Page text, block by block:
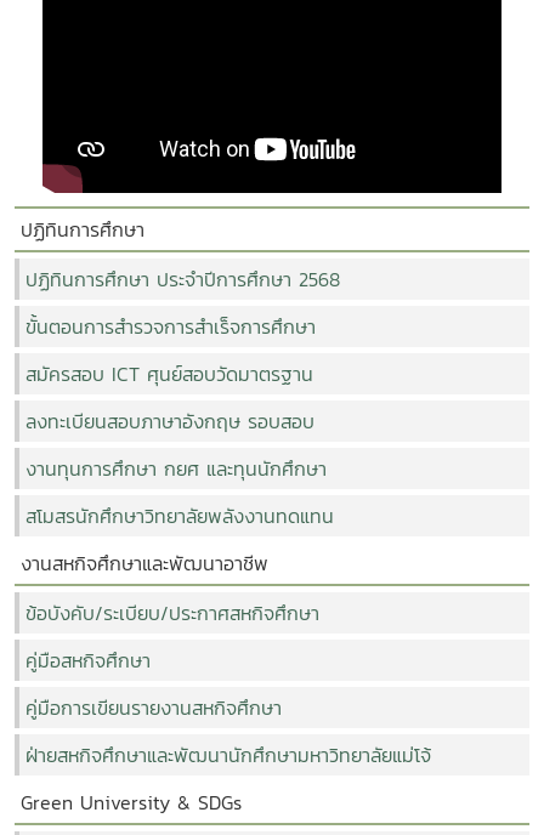
ปฏิทินการศึกษา
ปฏิทินการศึกษา ประจำปีการศึกษา 2568
ขั้นตอนการสำรวจการสำเร็จการศึกษา
สมัครสอบ ICT ศุนย์สอบวัดมาตรฐาน
ลงทะเบียนสอบภาษาอังกฤษ รอบสอบ
งานทุนการศึกษา กยศ และทุนนักศึกษา
สโมสรนักศึกษาวิทยาลัยพลังงานทดแทน
งานสหกิจศึกษาและพัฒนาอาชีพ
ข้อบังคับ/ระเบียบ/ประกาศสหกิจศึกษา
คู่มือสหกิจศึกษา
คู่มือการเขียนรายงานสหกิจศึกษา
ฝ่ายสหกิจศึกษาและพัฒนานักศึกษามหาวิทยาลัยแม่โจ้
Green University & SDGs